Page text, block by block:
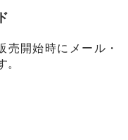
売開始時にメール・
。